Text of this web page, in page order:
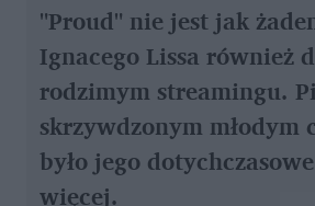
"Proud" nie jest jak
Ignacego Lissa również
rodzimym streamingu.
skrzywdzonym młodym
było jego
więcej.